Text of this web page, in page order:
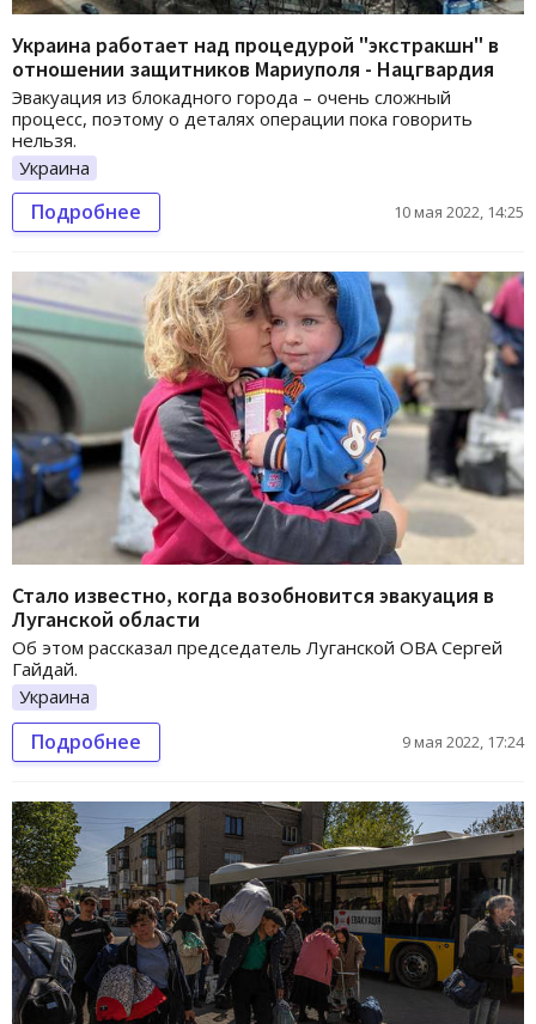
Украина работает над процедурой "экстракшн" в
отношении защитников Мариуполя - Нацгвардия
Эвакуация из блокадного города – очень сложный
процесс, поэтому о деталях операции пока говорить
нельзя.
Украина
Подробнее 10 мая 2022, 14:25
Стало известно, когда возобновится эвакуация в
Луганской области
Об этом рассказал председатель Луганской ОВА Сергей
Гайдай.
Украина
Подробнее 9 мая 2022, 17:24